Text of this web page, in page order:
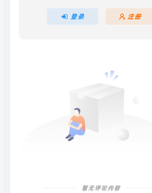
登录 注册
暂无评论内容